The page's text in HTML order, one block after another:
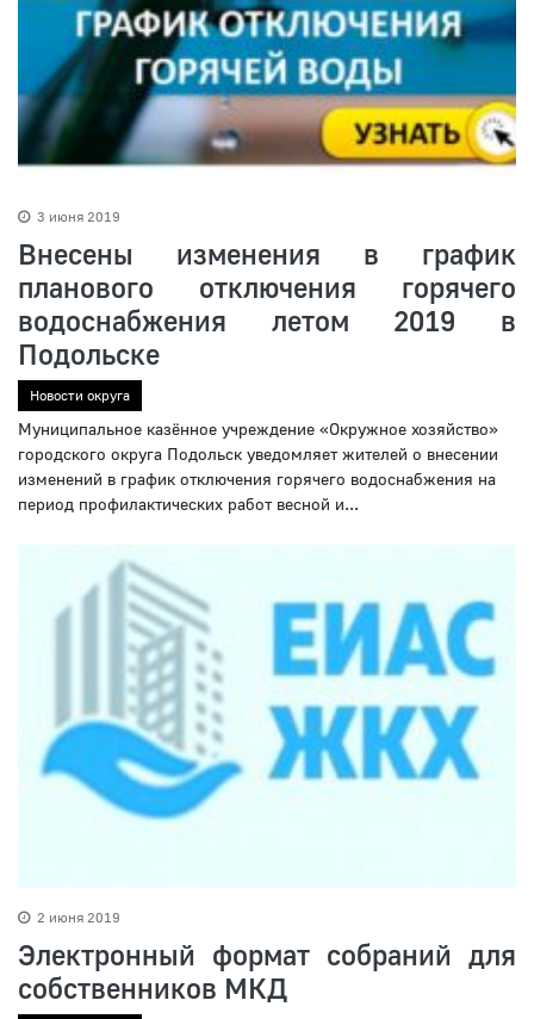
3 июня 2019
Внесены изменения в график
планового отключения горячего
водоснабжения летом 2019 в
Подольске
Новости округа
Муниципальное казённое учреждение «Окружное хозяйство»
городского округа Подольск уведомляет жителей о внесении
изменений в график отключения горячего водоснабжения на
период профилактических работ весной и...
2 июня 2019
Электронный формат собраний для
собственников МКД